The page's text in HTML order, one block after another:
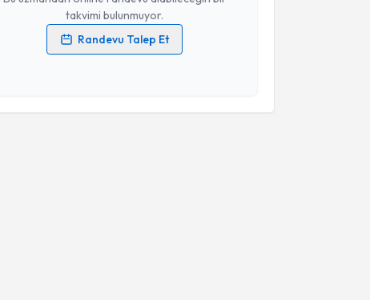
takvimi bulunmuyor.
Randevu Talep Et
verilerimin işlenmesine ilişkinAydınlatma Metni